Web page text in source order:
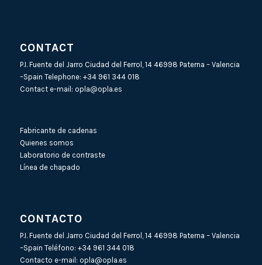
CONTACT
P.I. Fuente del Jarro Ciudad del Ferrol, 14 46998 Paterna – Valencia
–Spain Telephone: +34 961 344 018
Contact e-mail: opla@opla.es
Fabricante de cadenas
Quienes somos
Laboratorio de contraste
Línea de chapado
CONTACTO
P.I. Fuente del Jarro Ciudad del Ferrol, 14 46998 Paterna – Valencia
–Spain Teléfono: +34 961 344 018
Contacto e-mail: opla@opla.es